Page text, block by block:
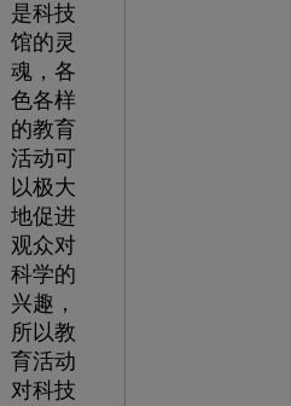
是科技
馆的灵
魂，各
色各样
的教育
活动可
以极大
地促进
观众对
科学的
兴趣，
所以教
育活动
对科技